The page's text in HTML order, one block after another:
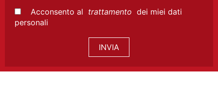
Acconsento al trattamento dei miei dati
personali